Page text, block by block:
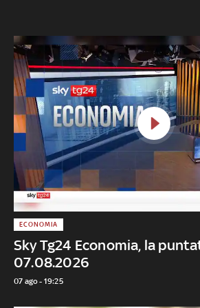
Sky Tg24 Economia, la
07.08.2026
ECONOMIA
07 ago - 19:25